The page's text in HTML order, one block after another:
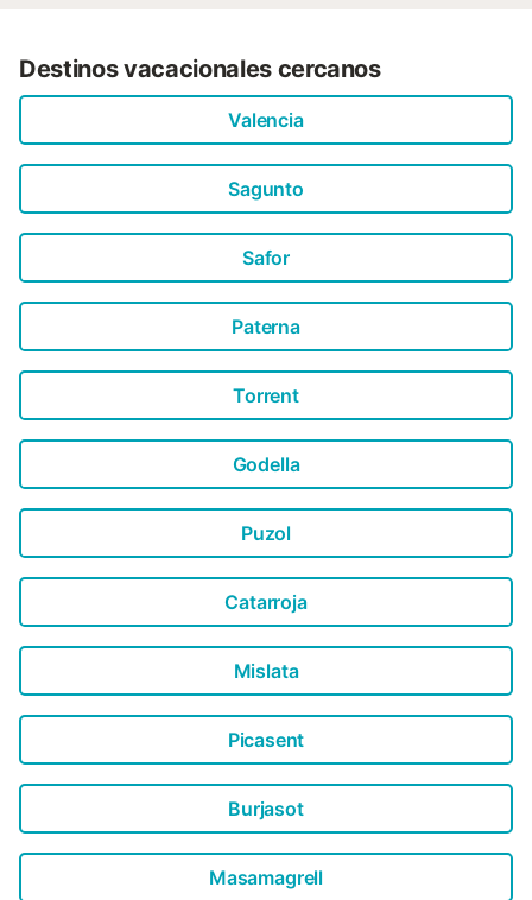
Destinos vacacionales cercanos
Valencia
Sagunto
Safor
Paterna
Torrent
Godella
Puzol
Catarroja
Mislata
Picasent
Burjasot
Masamagrell